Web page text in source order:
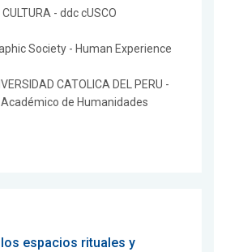
CULTURA - ddc cUSCO
Society - Human Experience
CATOLICA DEL PERU -
de Humanidades
espacios rituales y